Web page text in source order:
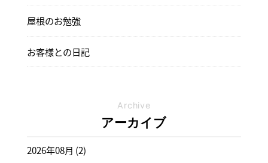
屋根のお勉強
お客様との日記
Archive
アーカイブ
2026年08月 (2)